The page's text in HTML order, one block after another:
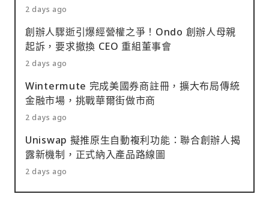
2 days ago
創辦人驟逝引爆經營權之爭！Ondo 創辦人母親
起訴，要求撤換 CEO 重組董事會
2 days ago
Wintermute 完成美國券商註冊，擴大布局傳統
金融市場，挑戰華爾街做市商
2 days ago
Uniswap 擬推原生自動複利功能：聯合創辦人揭
露新機制，正式納入產品路線圖
2 days ago